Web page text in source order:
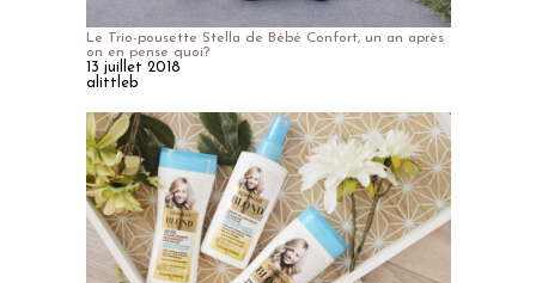
Le Trio-pousette Stella de Bébé Confort, un an après
on en pense quoi?
13 juillet 2018
alittleb